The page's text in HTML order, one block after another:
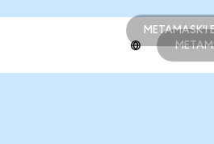
METAMASK'I
METAMASK'I